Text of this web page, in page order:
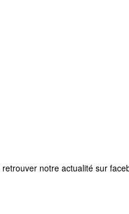
notre actualité sur